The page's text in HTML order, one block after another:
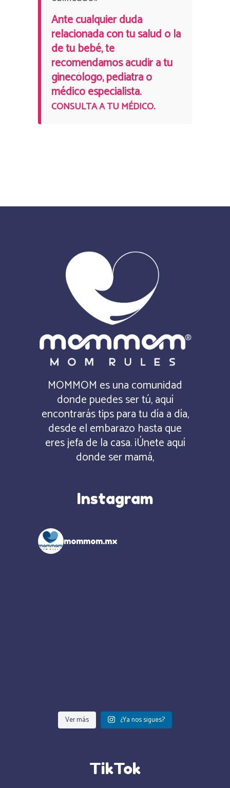
Ante cualquier duda
relacionada con tu salud o la
de tu bebé, te
recomendamos acudir a tu
ginecólogo, pediatra o
médico especialista.
CONSULTA A TU MÉDICO.
MOMMOM es una comunidad
donde puedes ser tú, aquí
encontrarás tips para tu día a día,
desde el embarazo hasta que
eres jefa de la casa. ¡Únete aquí
donde ser mamá,
Instagram
mommom.mx
Ver más ¿Ya nos sigues?
TikTok